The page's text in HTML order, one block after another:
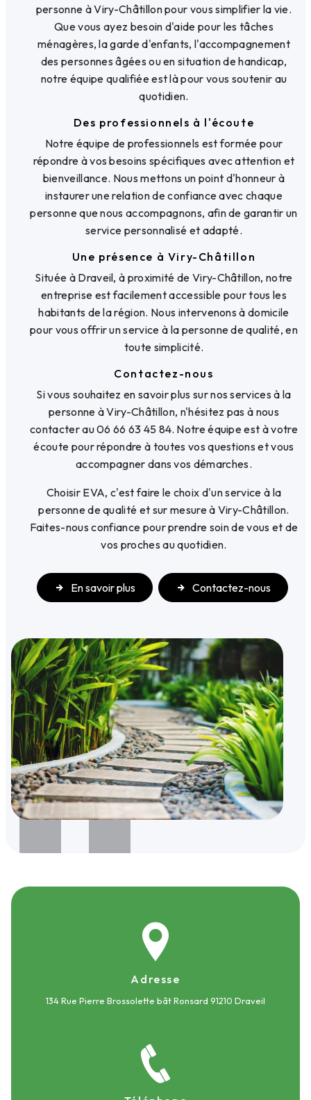
personne à Viry-Châtillon pour vous simplifier la vie.
Que vous ayez besoin d'aide pour les tâches
ménagères, la garde d'enfants, l'accompagnement
des personnes âgées ou en situation de handicap,
notre équipe qualifiée est là pour vous soutenir au
quotidien.
Des professionnels à l'écoute
Notre équipe de professionnels est formée pour
répondre à vos besoins spécifiques avec attention et
bienveillance. Nous mettons un point d'honneur à
instaurer une relation de confiance avec chaque
personne que nous accompagnons, afin de garantir un
service personnalisé et adapté.
Une présence à Viry-Châtillon
Située à Draveil, à proximité de Viry-Châtillon, notre
entreprise est facilement accessible pour tous les
habitants de la région. Nous intervenons à domicile
pour vous offrir un service à la personne de qualité, en
toute simplicité.
Contactez-nous
Si vous souhaitez en savoir plus sur nos services à la
personne à Viry-Châtillon, n'hésitez pas à nous
contacter au 06 66 63 45 84. Notre équipe est à votre
écoute pour répondre à toutes vos questions et vous
accompagner dans vos démarches.
Choisir EVA, c'est faire le choix d'un service à la
personne de qualité et sur mesure à Viry-Châtillon.
Faites-nous confiance pour prendre soin de vous et de
vos proches au quotidien.
En savoir plus Contactez-nous
Adresse
134 Rue Pierre Brossolette bât Ronsard 91210 Draveil